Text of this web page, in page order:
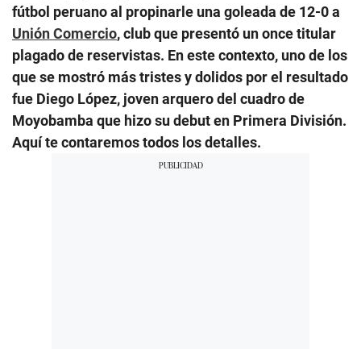
fútbol peruano al propinarle una goleada de 12-0 a
Unión Comercio, club que presentó un once titular
plagado de reservistas. En este contexto, uno de los
que se mostró más tristes y dolidos por el resultado
fue Diego López, joven arquero del cuadro de
Moyobamba que hizo su debut en Primera División.
Aquí te contaremos todos los detalles.